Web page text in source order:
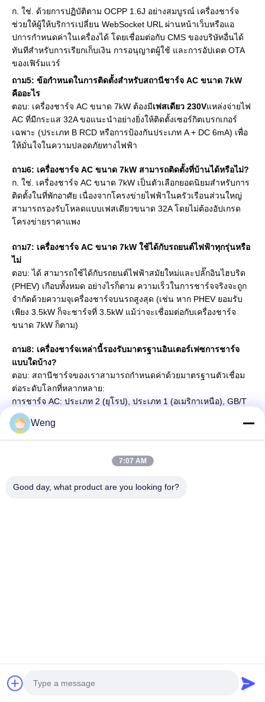
ก. ใช่. ด้วยการปฏิบัติตาม OCPP 1.6J อย่างสมบูรณ์ เครื่องชาร์จ
ช่วยให้ผู้ให้บริการเปลี่ยน WebSocket URL ผ่านหน้าเว็บหรือแอ
ปการกำหนดค่าในเครื่องได้ โดยเชื่อมต่อกับ CMS ของบริษัทอื่นได้
ทันทีสำหรับการเรียกเก็บเงิน การอนุญาตผู้ใช้ และการอัปเดต OTA
ของเฟิร์มแวร์
ถาม5: ข้อกำหนดในการติดตั้งสำหรับสถานีชาร์จ AC ขนาด 7kW
คืออะไร
ตอบ: เครื่องชาร์จ AC ขนาด 7kW ต้องมีเฟสเดียว 230Vแหล่งจ่ายไฟ
AC ที่มีกระแส 32A ขอแนะนำอย่างยิ่งให้ติดตั้งเซอร์กิตเบรกเกอร์
เฉพาะ (ประเภท B RCD หรือการป้องกันประเภท A + DC 6mA) เพื่อ
ให้มั่นใจในความปลอดภัยทางไฟฟ้า
ถาม6: เครื่องชาร์จ AC ขนาด 7kW สามารถติดตั้งที่บ้านได้หรือไม่?
ก. ใช่. เครื่องชาร์จ AC ขนาด 7kW เป็นตัวเลือกยอดนิยมสำหรับการ
ติดตั้งในที่พักอาศัย เนื่องจากโครงข่ายไฟฟ้าในครัวเรือนส่วนใหญ่
สามารถรองรับโหลดแบบเฟสเดียวขนาด 32A โดยไม่ต้องอัปเกรด
โครงข่ายราคาแพง
ถาม7: เครื่องชาร์จ AC ขนาด 7kW ใช้ได้กับรถยนต์ไฟฟ้าทุกรุ่นหรือ
ไม่
ตอบ: ได้ สามารถใช้ได้กับรถยนต์ไฟฟ้าสมัยใหม่และปลั๊กอินไฮบริด
(PHEV) เกือบทั้งหมด อย่างไรก็ตาม ความเร็วในการชาร์จจริงจะถูก
จำกัดด้วยความจุเครื่องชาร์จบนรถสูงสุด (เช่น หาก PHEV ยอมรับ
เพียง 3.5kW ก็จะชาร์จที่ 3.5kW แม้ว่าจะเชื่อมต่อกับเครื่องชาร์จ
ขนาด 7kW ก็ตาม)
ถาม8: เครื่องชาร์จเหล่านี้รองรับมาตรฐานอินเตอร์เฟซการชาร์จ
แบบใดบ้าง?
ตอบ: สถานีชาร์จของเราสามารถกำหนดค่าด้วยมาตรฐานตัวเชื่อม
ต่อระดับโลกที่หลากหลาย:
การชาร์จ AC: ประเภท 2 (ยุโรป), ประเภท 1 (อเมริกาเหนือ), GB/T
(จีน)
การชาร์จ DC: CCS Combo 2 (ยุโรป), CCS Combo 1
(อเมริกาเหนือ), CHAdeMO (ญี่ปุ่น), GB/T (จีน) และ NACS
อากาศเลวร้ายหรือไม่?
ทราบกำลังไฟ OBC (เครื่องชาร์จในตัว) ของรถยนต์ ความจุแบตเตอรี่
Weng
7:07 AM
Good day, what product are you looking for?